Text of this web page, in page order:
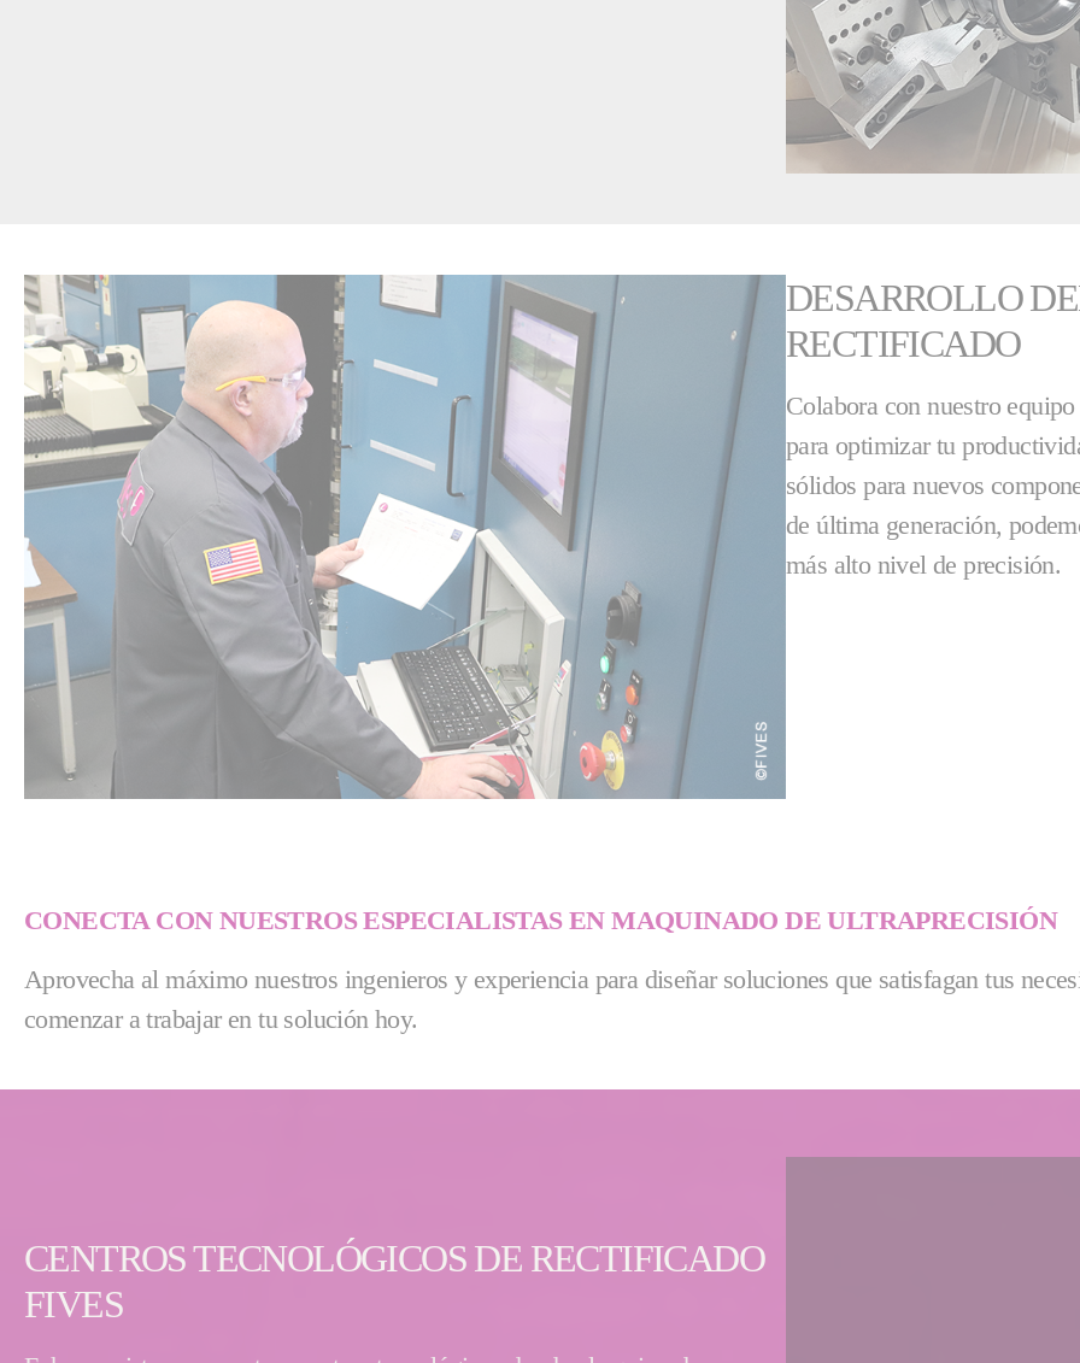
DESARROLLO
RECTIFICADO
Colabora con nuestro
para optimizar tu
sólidos para nuevos
de última generación,
más alto nivel de precisión.
CONECTA CON NUESTROS ESPECIALISTAS EN MAQUINADO DE ULTRAPRECISIÓN
Aprovecha al máximo nuestros ingenieros y experiencia para diseñar soluciones que satisfagan tus
comenzar a trabajar en tu solución hoy.
CENTROS TECNOLÓGICOS DE RECTIFICADO
FIVES